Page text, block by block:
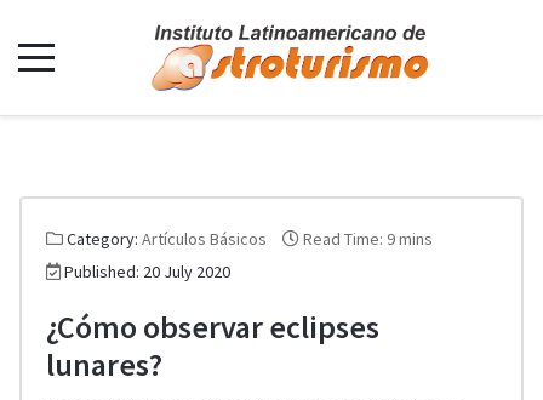
Category: Artículos Básicos
Read Time: 9 mins
Published: 20 July 2020
¿Cómo observar eclipses
lunares?